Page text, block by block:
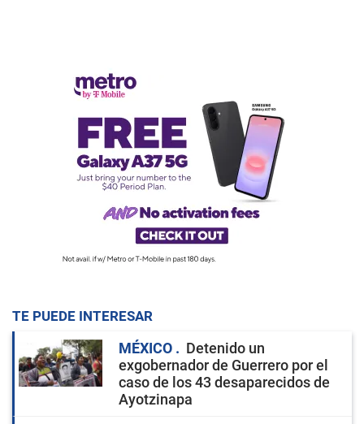
TE PUEDE INTERESAR
MÉXICO
Detenido un
exgobernador de Guerrero por el
caso de los 43 desaparecidos de
Ayotzinapa